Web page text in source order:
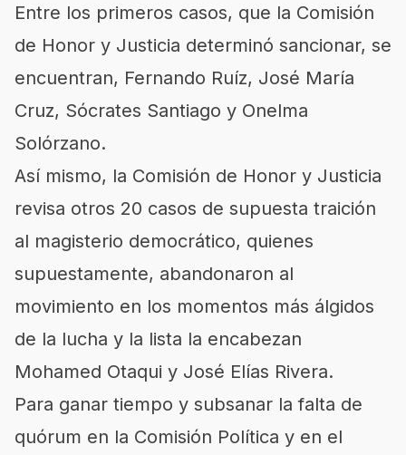
Entre los primeros casos, que la Comisión
de Honor y Justicia determinó sancionar, se
encuentran, Fernando Ruíz, José María
Cruz, Sócrates Santiago y Onelma
Solórzano.
Así mismo, la Comisión de Honor y Justicia
revisa otros 20 casos de supuesta traición
al magisterio democrático, quienes
supuestamente, abandonaron al
movimiento en los momentos más álgidos
de la lucha y la lista la encabezan
Mohamed Otaqui y José Elías Rivera.
Para ganar tiempo y subsanar la falta de
quórum en la Comisión Política y en el